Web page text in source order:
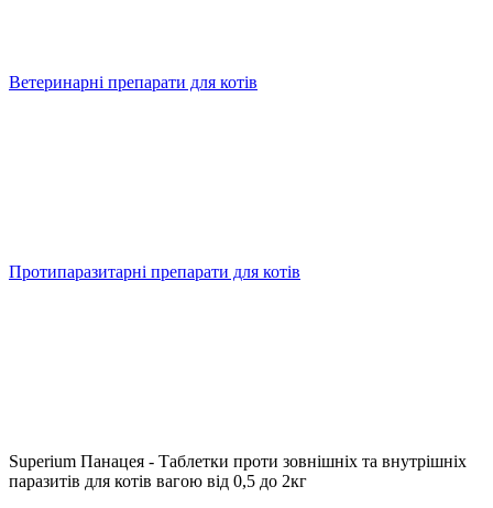
Ветеринарні препарати для котів
Протипаразитарні препарати для котів
Superium Панацея - Таблетки проти зовнішніх та внутрішніх
паразитів для котів вагою від 0,5 до 2кг